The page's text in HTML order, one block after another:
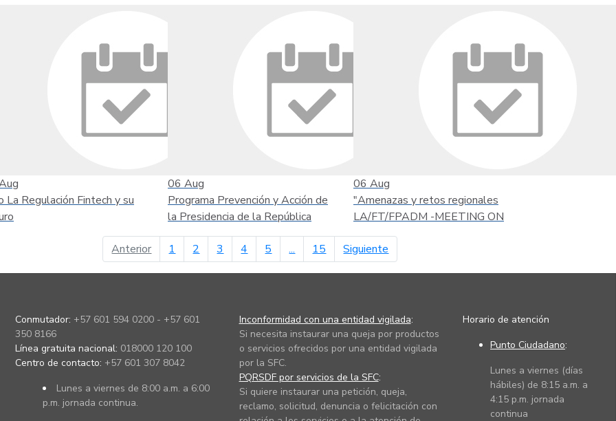
La Regulación Fintech y su
06 Aug
Programa Prevención y Acción de
la Presidencia de la República
06 Aug
"Amenazas y retos regionales
LA/FT/FPADM -MEETING ON
Anteriorpágina anterior
1 2 3 4 5 ... 15 Siguiente
Conmutador: +57 601 594 0200 - +57 601
350 8166
Línea gratuita nacional: 018000 120 100
Centro de contacto: +57 601 307 8042
Lunes a viernes de 8:00 a.m. a 6:00
p.m. jornada continua.
Inconformidad con una entidad vigilada:
Si necesita instaurar una queja por productos
o servicios ofrecidos por una entidad vigilada
por la SFC.
PQRSDF por servicios de la SFC:
Si quiere instaurar una petición, queja,
reclamo, solicitud, denuncia o felicitación con
Horario de atención
Punto Ciudadano:
Lunes a viernes (días
hábiles) de 8:15 a.m. a
4:15 p.m. jornada
continua